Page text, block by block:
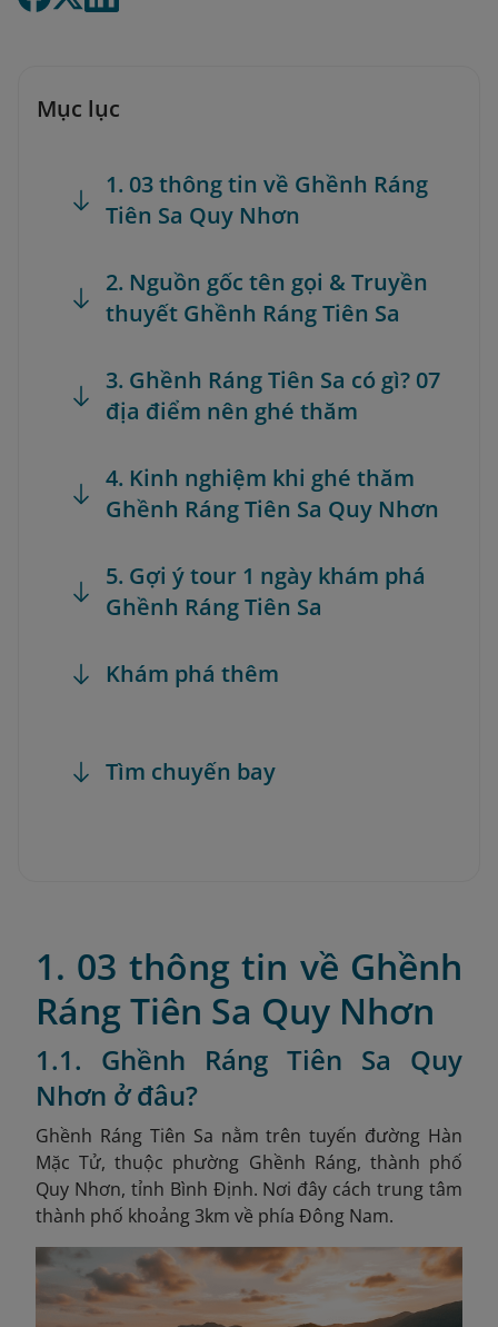
Mục lục
1. 03 thông tin về Ghềnh Ráng
Tiên Sa Quy Nhơn
2. Nguồn gốc tên gọi & Truyền
thuyết Ghềnh Ráng Tiên Sa
3. Ghềnh Ráng Tiên Sa có gì? 07
địa điểm nên ghé thăm
4. Kinh nghiệm khi ghé thăm
Ghềnh Ráng Tiên Sa Quy Nhơn
5. Gợi ý tour 1 ngày khám phá
Ghềnh Ráng Tiên Sa
Khám phá thêm
Tìm chuyến bay
1. 03 thông tin về Ghềnh
Ráng Tiên Sa Quy Nhơn
1.1. Ghềnh Ráng Tiên Sa Quy
Nhơn ở đâu?
Ghềnh Ráng Tiên Sa nằm trên tuyến đường Hàn
Mặc Tử, thuộc phường Ghềnh Ráng, thành phố
Quy Nhơn, tỉnh Bình Định. Nơi đây cách trung tâm
thành phố khoảng 3km về phía Đông Nam.